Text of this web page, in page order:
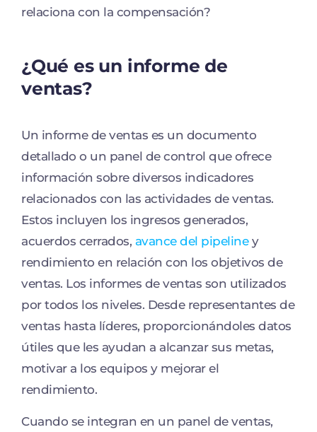
relaciona con la compensación?
¿Qué es un informe de
ventas?
Un informe de ventas es un documento
detallado o un panel de control que ofrece
información sobre diversos indicadores
relacionados con las actividades de ventas.
Estos incluyen los ingresos generados,
acuerdos cerrados, avance del pipeliney
rendimiento en relación con los objetivos de
ventas. Los informes de ventas son utilizados
por todos los niveles. Desde representantes de
ventas hasta líderes, proporcionándoles datos
útiles que les ayudan a alcanzar sus metas,
motivar a los equipos y mejorar el
rendimiento.
Cuando se integran en un panel de ventas,